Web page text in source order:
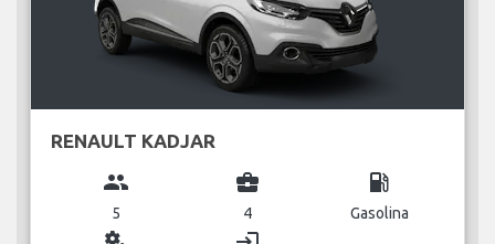
RENAULT KADJAR
group
5
business_center
4
local_gas_station
Gasolina